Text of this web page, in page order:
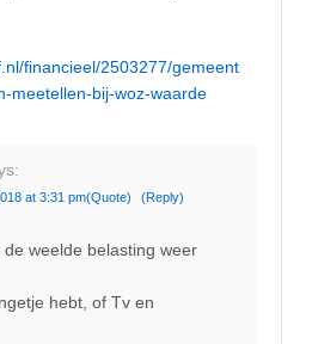
financieel/2503277/gemeent
meetellen-bij-woz-waarde
at 3:31 pm(Quote) (Reply)
weelde belasting weer
hebt, of Tv en